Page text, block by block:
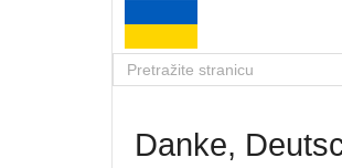
Danke,